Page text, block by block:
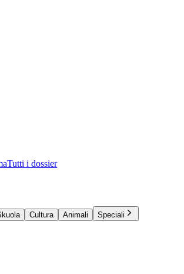
Tutti i dossier
Cultura Animali
Speciali